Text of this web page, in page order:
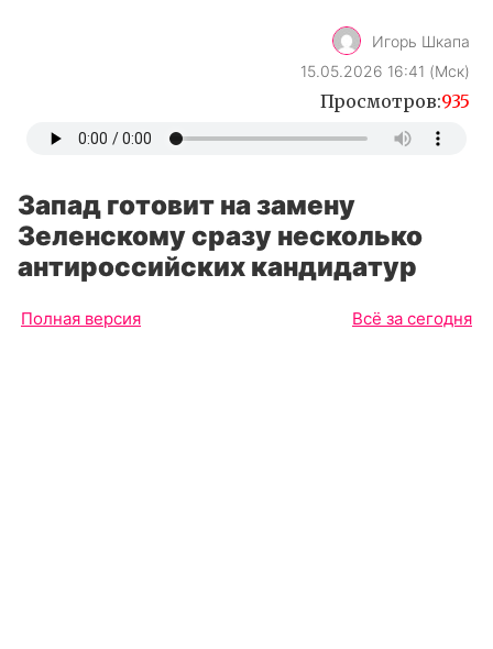
Игорь Шкапа
15.05.2026 16:41 (Мск)
Просмотров:935
Запад готовит на замену
Зеленскому сразу несколько
антироссийских кандидатур
Полная версия Всё за сегодня